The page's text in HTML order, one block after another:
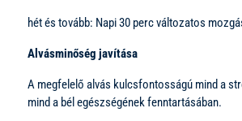
hét és tovább: Napi 30 perc változatos
Alvásminőség javítása
A megfelelő alvás kulcsfontosságú mind a
mind a bél egészségének fenntartásában.